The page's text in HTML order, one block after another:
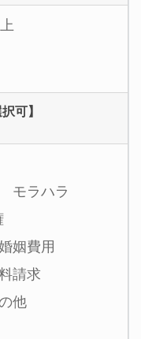
可】
モラハラ
姻費用
請求
他